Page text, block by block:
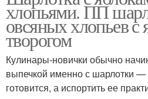
хлопьями. ПП
овсяных хлопьев с
творогом
Кулинары-новички обычно
выпечкой именно с шарлотки —
готовится, а испортить ее